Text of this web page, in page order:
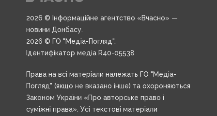
2026 © Інформаційне агентство «Вчасно» —
новини Донбасу.
2026 © ГО "Медіа-Погляд".
Ідентифікатор медіа R40-05538
Права на всі матеріали належать ГО "Медіа-
Погляд" (якщо не вказано інше) та охороняються
Законом України «Про авторське право і
суміжні права». Усі текстові матеріали